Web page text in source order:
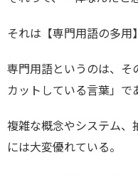
それは【専門用語の多用】
専門用語というのは、そ
カットしている言葉」で
複雑な概念やシステム、
には大変優れている。